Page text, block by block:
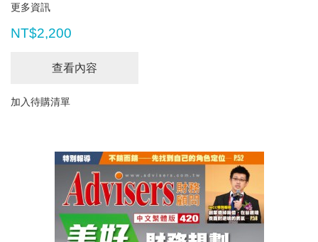
更多資訊
NT$2,200
查看內容
加入待購清單